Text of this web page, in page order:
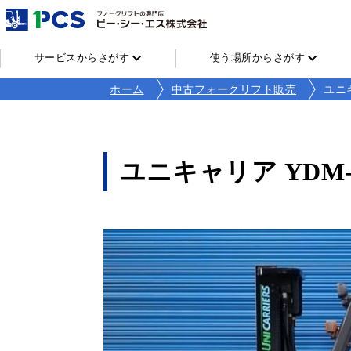
サービスからさがす 使う場所からさがす
ホーム 中古フォークリフト販売 ユニ
ユニキャリア